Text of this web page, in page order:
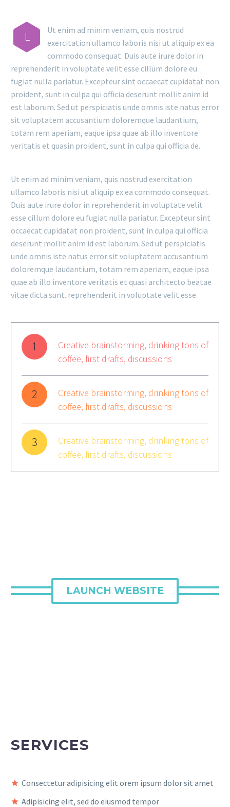
L
Ut enim ad minim veniam, quis nostrud
exercitation ullamco laboris nisi ut aliquip ex ea
commodo consequat. Duis aute irure dolor in
reprehenderit in voluptate velit esse cillum dolore eu
fugiat nulla pariatur. Excepteur sint occaecat cupidatat non
proident, sunt in culpa qui officia deserunt mollit anim id
est laborum. Sed ut perspiciatis unde omnis iste natus error
sit voluptatem accusantium doloremque laudantium,
totam rem aperiam, eaque ipsa quae ab illo inventore
veritatis et quasin proident, sunt in culpa qui officia de.
Ut enim ad minim veniam, quis nostrud exercitation
ullamco laboris nisi ut aliquip ex ea commodo consequat.
Duis aute irure dolor in reprehenderit in voluptate velit
esse cillum dolore eu fugiat nulla pariatur. Excepteur sint
occaecat cupidatat non proident, sunt in culpa qui officia
deserunt mollit anim id est laborum. Sed ut perspiciatis
unde omnis iste natus error sit voluptatem accusantium
doloremque laudantium, totam rem aperiam, eaque ipsa
quae ab illo inventore veritatis et quasi architecto beatae
vitae dicta sunt. reprehenderit in voluptate velit esse.
1
Creative brainstorming, drinking tons of
coffee, first drafts, discussions
2
Creative brainstorming, drinking tons of
coffee, first drafts, discussions
3
Creative brainstorming, drinking tons of
coffee, first drafts, discussions
LAUNCH WEBSITE
SERVICES
Consectetur adipisicing elit orem ipsum dolor sit amet
Adipisicing elit, sed do eiusmod tempor